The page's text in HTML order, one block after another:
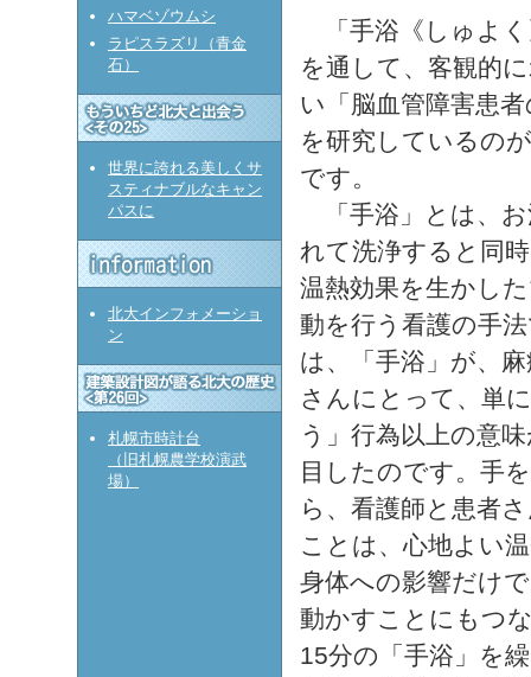
ハマベゾウムシ
ラピスラズリ（青金
石）
世界に誇れる美しくサ
スティナブルなキャン
パスに
北大インフォメーショ
ン
札幌市時計台
（旧札幌農学校演武
場）
「手浴《しゅよ
を通して、客観的
い「脳血管障害患
を研究しているの
です。
「手浴」とは、
れて洗浄すると同
温熱効果を生かし
動を行う看護の手
は、「手浴」が、
さんにとって、単
う」行為以上の意
目したのです。手
ら、看護師と患者
ことは、心地よい
身体への影響だけ
動かすことにもつ
15分の「手浴」を